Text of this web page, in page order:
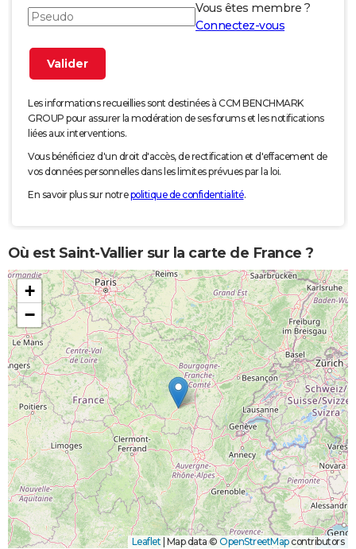
Vous êtes membre ?
Connectez-vous
Les informations recueillies sont destinées à CCM BENCHMARK
GROUP pour assurer la modération de ses forums et les notifications
liées aux interventions.
Vous bénéficiez d'un droit d'accès, de rectification et d'effacement de
vos données personnelles dans les limites prévues par la loi.
En savoir plus sur notrepolitique de confidentialité.
Où est Saint-Vallier sur la carte de France ?
+
−
Leaflet Map data © OpenStreetMapcontributors